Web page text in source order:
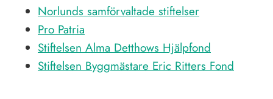
Norlunds samförvaltade stiftelser
Pro Patria
Stiftelsen Alma Detthows Hjälpfond
Stiftelsen Byggmästare Eric Ritters Fond